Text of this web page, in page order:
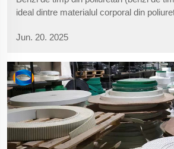
ideal dintre materialul corporal din
transformat în nucleul de încredere al
Jun. 20. 2025